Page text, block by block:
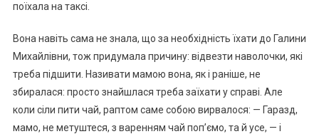
поїхала на таксі.
Вона навіть сама не знала, що за необхідність їхати до Галини
Михайлівни, тож придумала причину: відвезти наволочки, які
треба підшити. Називати мамою вона, як і раніше, не
збиралася: просто знайшлася треба заїхати у справі. Але
коли сіли пити чай, раптом саме собою вирвалося: — Гаразд,
мамо, не метуштеся, з варенням чай поп’ємо, та й усе, — і